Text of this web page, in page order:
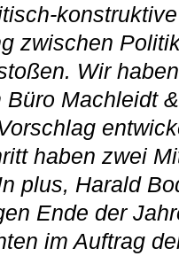
zwischen
Wir
Machleidt
haben zwei
plus, Harald
Ende der
im Auftrag